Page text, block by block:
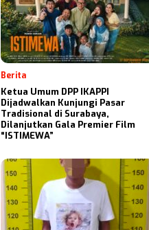
Berita
Ketua Umum DPP IKAPPI
Dijadwalkan Kunjungi Pasar
Tradisional di Surabaya,
Dilanjutkan Gala Premier Film
“ISTIMEWA”